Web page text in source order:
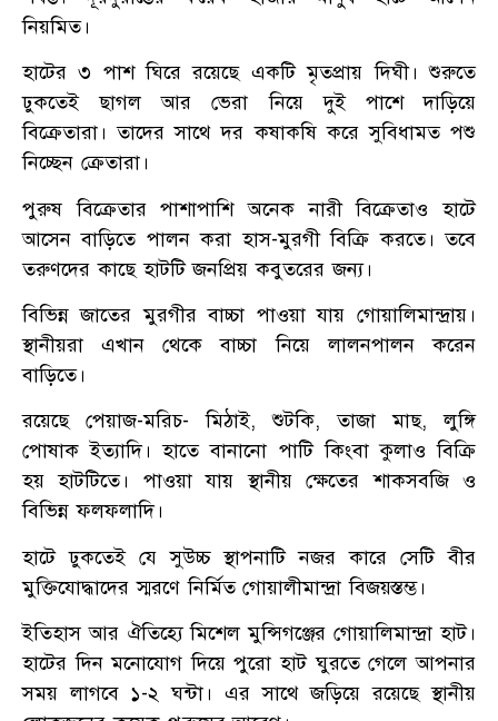
নিয়মিত।
হাটের ৩ পাশ ঘিরে রয়েছে একটি মৃতপ্রায় দিঘী। শুরুতে
ঢুকতেই ছাগল আর ভেরা নিয়ে দুই পাশে দাড়িয়ে
বিক্রেতারা। তাদের সাথে দর কষাকষি করে সুবিধামত পশু
নিচ্ছেন ক্রেতারা।
পুরুষ বিক্রেতার পাশাপাশি অনেক নারী বিক্রেতাও হাটে
আসেন বাড়িতে পালন করা হাস-মুরগী বিক্রি করতে। তবে
তরুণদের কাছে হাটটি জনপ্রিয় কবুতরের জন্য।
বিভিন্ন জাতের মুরগীর বাচ্চা পাওয়া যায় গোয়ালিমান্দ্রায়।
স্থানীয়রা এখান থেকে বাচ্চা নিয়ে লালনপালন করেন
বাড়িতে।
রয়েছে পেয়াজ-মরিচ- মিঠাই, শুটকি, তাজা মাছ, লুঙ্গি
পোষাক ইত্যাদি। হাতে বানানো পাটি কিংবা কুলাও বিক্রি
হয় হাটটিতে। পাওয়া যায় স্থানীয় ক্ষেতের শাকসবজি ও
বিভিন্ন ফলফলাদি।
হাটে ঢুকতেই যে সুউচ্চ স্থাপনাটি নজর কারে সেটি বীর
মুক্তিযোদ্ধাদের স্মরণে নির্মিত গোয়ালীমান্দ্রা বিজয়স্তম্ভ।
ইতিহাস আর ঐতিহ্যে মিশেল মুন্সিগঞ্জের গোয়ালিমান্দ্রা হাট।
হাটের দিন মনোযোগ দিয়ে পুরো হাট ঘুরতে গেলে আপনার
সময় লাগবে ১-২ ঘন্টা। এর সাথে জড়িয়ে রয়েছে স্থানীয়